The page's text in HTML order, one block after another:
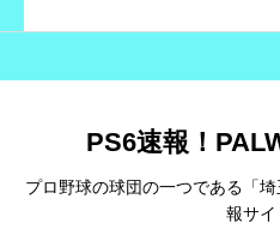
PS6速報！
プロ野球の球団の一つである「
報サイ